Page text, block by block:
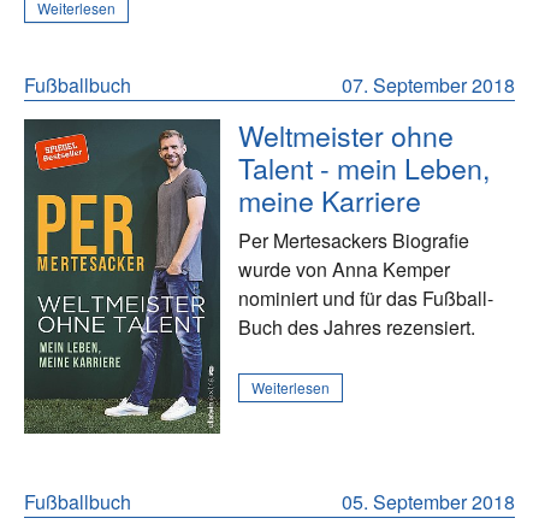
Weiterlesen
07. September 2018
Fußballbuch
Weltmeister ohne
Talent - mein Leben,
meine Karriere
Per Mertesackers Biografie
wurde von Anna Kemper
nominiert und für das Fußball-
Buch des Jahres rezensiert.
Weiterlesen
05. September 2018
Fußballbuch